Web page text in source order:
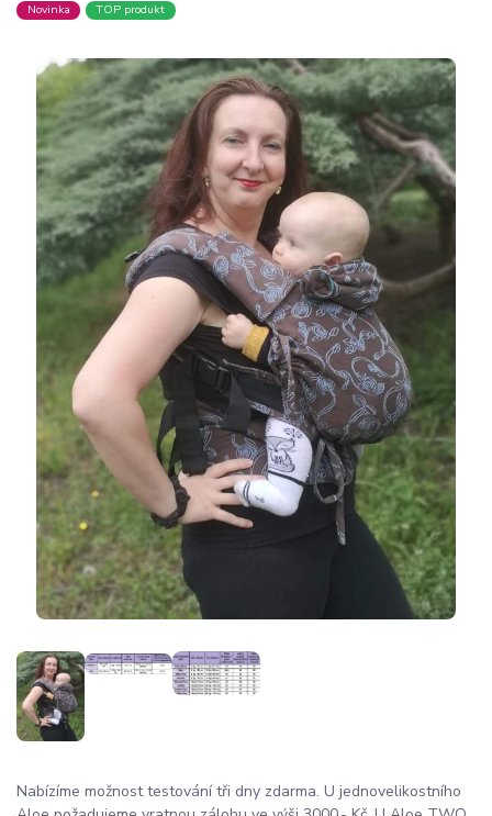
Novinka TOP produkt
Nabízíme možnost testování tři dny zdarma. U jednovelikostního